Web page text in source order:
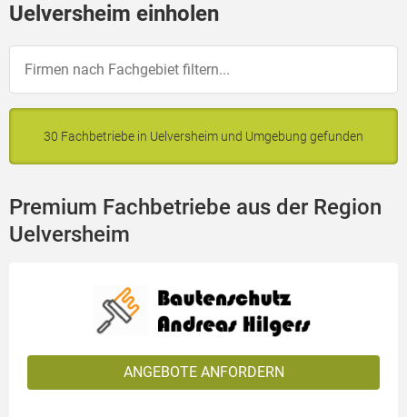
Uelversheim einholen
30 Fachbetriebe in Uelversheim und Umgebung gefunden
Premium Fachbetriebe aus der Region
Uelversheim
ANGEBOTE ANFORDERN